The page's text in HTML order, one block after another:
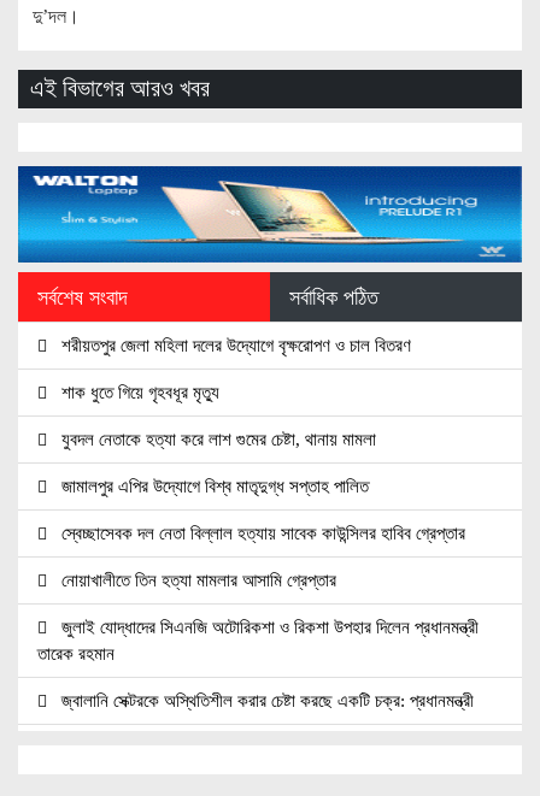
দু’দল।
এই বিভাগের আরও খবর
সর্বশেষ সংবাদ সর্বাধিক পঠিত
শরীয়তপুর জেলা মহিলা দলের উদ্যোগে বৃক্ষরোপণ ও চাল বিতরণ
শাক ধুতে গিয়ে গৃহবধূর মৃত্যু
যুবদল নেতাকে হত্যা করে লাশ গুমের চেষ্টা, থানায় মামলা
জামালপুর এপির উদ্যোগে বিশ্ব মাতৃদুগ্ধ সপ্তাহ পালিত
স্বেচ্ছাসেবক দল নেতা বিল্লাল হত্যায় সাবেক কাউন্সিলর হাবিব গ্রেপ্তার
নোয়াখালীতে তিন হত্যা মামলার আসামি গ্রেপ্তার
জুলাই যোদ্ধাদের সিএনজি অটোরিকশা ও রিকশা উপহার দিলেন প্রধানমন্ত্রী
তারেক রহমান
জ্বালানি সেক্টরকে অস্থিতিশীল করার চেষ্টা করছে একটি চক্র: প্রধানমন্ত্রী